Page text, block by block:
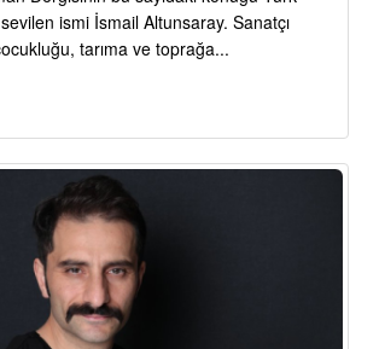
ismi İsmail Altunsaray. Sanatçı
tarıma ve toprağa...